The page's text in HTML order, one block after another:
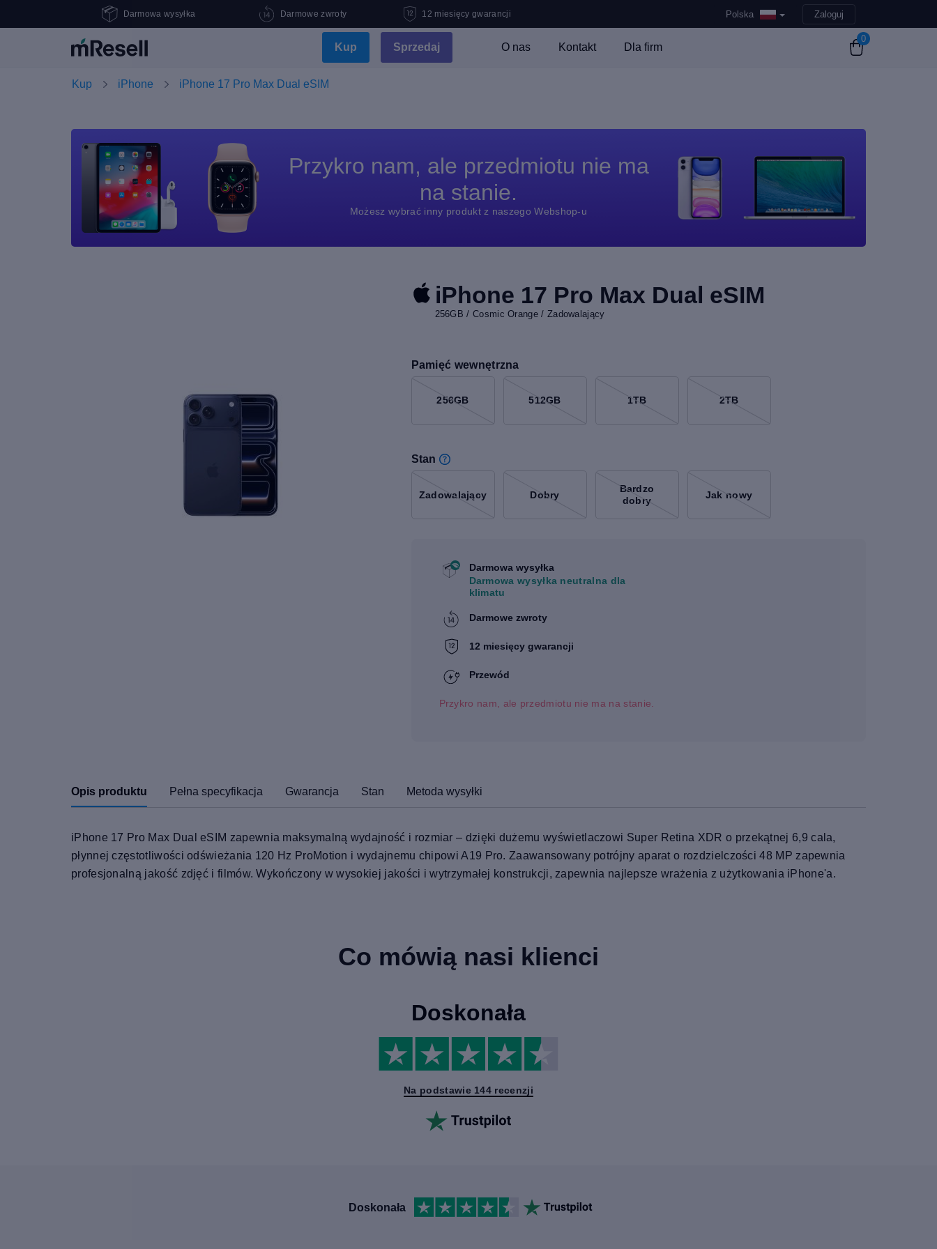
Darmowa wysyłka Darmowe zwroty 12 miesięcy gwarancji Polska Zaloguj
Kup Sprzedaj O nas Kontakt Dla firm
0
Kup iPhone iPhone 17 Pro Max Dual eSIM
Przykro nam, ale przedmiotu nie ma
na stanie.
Możesz wybrać inny produkt z naszego Webshop-u
iPhone 17 Pro Max Dual eSIM
256GB / Cosmic Orange / Zadowalający
Pamięć wewnętrzna
256GB 512GB 1TB 2TB
Stan
Zadowalający Dobry
Bardzo
dobry
Jak nowy
Darmowa wysyłka
Darmowa wysyłka neutralna dla
klimatu
Darmowe zwroty
12 miesięcy gwarancji
Przewód
Przykro nam, ale przedmiotu nie ma na stanie.
Opis produktu Pełna specyfikacja Gwarancja Stan Metoda wysyłki
iPhone 17 Pro Max Dual eSIM zapewnia maksymalną wydajność i rozmiar – dzięki dużemu wyświetlaczowi Super Retina XDR o przekątnej 6,9 cala,
płynnej częstotliwości odświeżania 120 Hz ProMotion i wydajnemu chipowi A19 Pro. Zaawansowany potrójny aparat o rozdzielczości 48 MP zapewnia
profesjonalną jakość zdjęć i filmów. Wykończony w wysokiej jakości i wytrzymałej konstrukcji, zapewnia najlepsze wrażenia z użytkowania iPhone'a.
Co mówią nasi klienci
Doskonała
Na podstawie 144 recenzji
Doskonała